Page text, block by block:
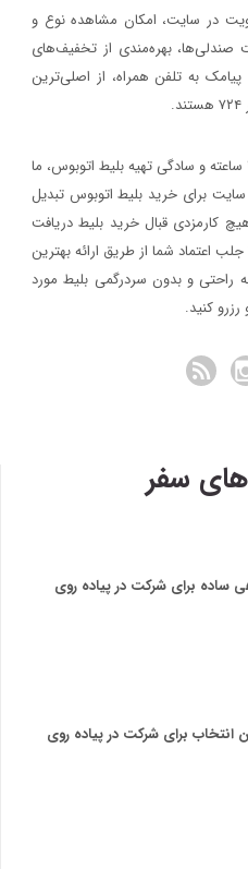
در سایت، امکان مشاهده نوع و
صندلی‌ها، بهره‌مندی از تخفیف‌های
به تلفن همراه، از اصلی‌ترین
تمام این امکانات در کنار پشتیبانی‌ ۲۴ ساعته و سادگی تهیه بلیط اتوبوس، ما
برای خرید بلیط اتوبوس تبدیل
سفر۷۲۴ از شما هیچ کارمزدی قبال خرید بلیط دریافت
اعتماد شما از طریق ارائه بهترین
راحتی و بدون سردرگمی بلیط مورد
کنید.
سفر
ساده برای شرکت در پیاده روی
انتخاب برای شرکت در پیاده روی